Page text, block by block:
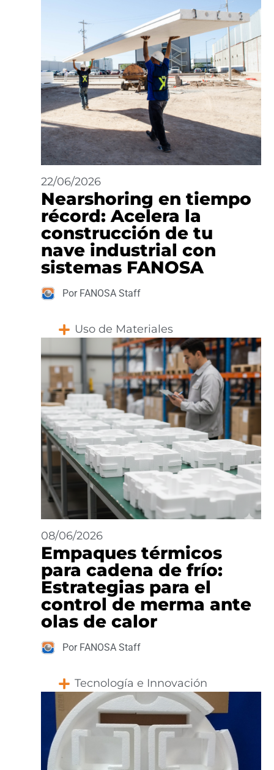
22/06/2026
Nearshoring en tiempo
récord: Acelera la
construcción de tu
nave industrial con
sistemas FANOSA
Por FANOSA Staff
Uso de Materiales
08/06/2026
Empaques térmicos
para cadena de frío:
Estrategias para el
control de merma ante
olas de calor
Por FANOSA Staff
Tecnología e Innovación